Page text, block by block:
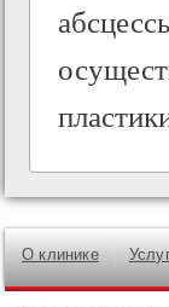
О клинике